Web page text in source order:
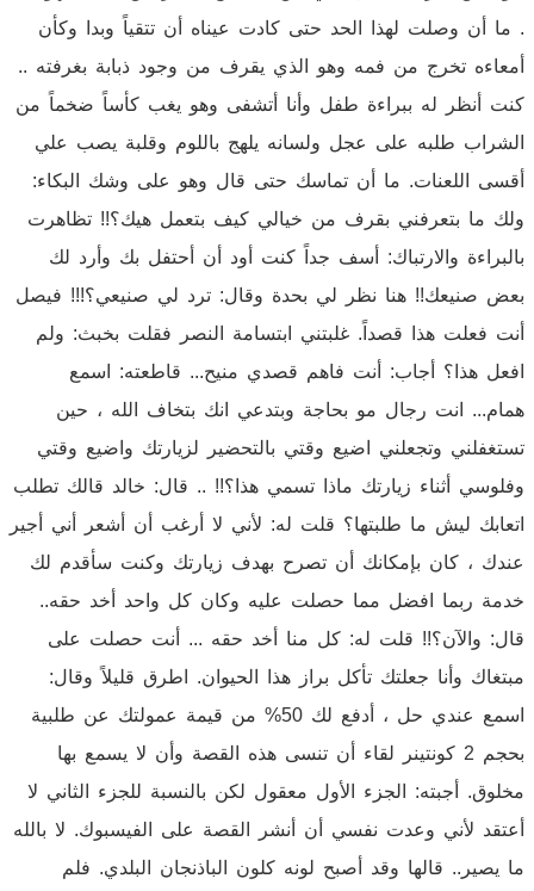
. ما أن وصلت لهذا الحد حتى كادت عيناه أن تتقياً وبدا وكأن
أمعاءه تخرج من فمه وهو الذي يقرف من وجود ذبابة بغرفته ..
كنت أنظر له ببراءة طفل وأنا أتشفى وهو يغب كأساً ضخماً من
الشراب طلبه على عجل ولسانه يلهج باللوم وقلبة يصب علي
أقسى اللعنات. ما أن تماسك حتى قال وهو على وشك البكاء:
ولك ما بتعرفني بقرف من خيالي كيف بتعمل هيك؟!! تظاهرت
بالبراءة والارتباك: أسف جداً كنت أود أن أحتفل بك وأرد لك
بعض صنيعك!! هنا نظر لي بحدة وقال: ترد لي صنيعي؟!!! فيصل
أنت فعلت هذا قصداً. غلبتني ابتسامة النصر فقلت بخبث: ولم
افعل هذا؟ أجاب: أنت فاهم قصدي منيح... قاطعته: اسمع
همام... انت رجال مو بحاجة وبتدعي انك بتخاف الله ، حين
تستغفلني وتجعلني اضيع وقتي بالتحضير لزيارتك واضيع وقتي
وفلوسي أثناء زيارتك ماذا تسمي هذا؟!! .. قال: خالد قالك تطلب
اتعابك ليش ما طلبتها؟ قلت له: لأني لا أرغب أن أشعر أني أجير
عندك ، كان بإمكانك أن تصرح بهدف زيارتك وكنت سأقدم لك
خدمة ربما افضل مما حصلت عليه وكان كل واحد أخد حقه..
قال: والآن؟!! قلت له: كل منا أخد حقه ... أنت حصلت على
مبتغاك وأنا جعلتك تأكل براز هذا الحيوان. اطرق قليلاً وقال:
اسمع عندي حل ، أدفع لك 50% من قيمة عمولتك عن طلبية
بحجم 2 كونتينر لقاء أن تنسى هذه القصة وأن لا يسمع بها
مخلوق. أجبته: الجزء الأول معقول لكن بالنسبة للجزء الثاني لا
أعتقد لأني وعدت نفسي أن أنشر القصة على الفيسبوك. لا بالله
ما يصير.. قالها وقد أصبح لونه كلون الباذنجان البلدي. فلم